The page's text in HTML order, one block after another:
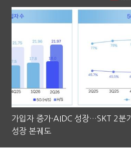
가입자 증가·AIDC 성장…SKT 2분기
성장 본궤도